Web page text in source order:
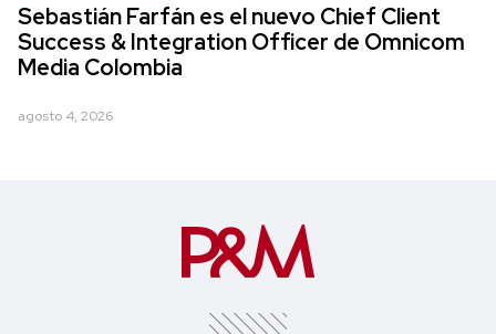
Sebastián Farfán es el nuevo Chief Client
Success & Integration Officer de Omnicom
Media Colombia
agosto 4, 2026